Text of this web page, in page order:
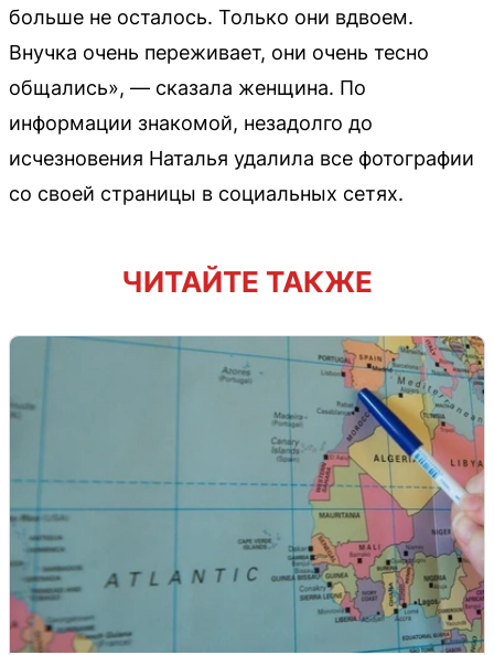
больше не осталось. Только они вдвоем.
Внучка очень переживает, они очень тесно
общались», — сказала женщина. По
информации знакомой, незадолго до
исчезновения Наталья удалила все фотографии
со своей страницы в социальных сетях.
ЧИТАЙТЕ ТАКЖЕ